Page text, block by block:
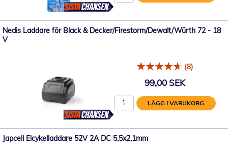
Nedis Laddare för Black & Decker/Firestorm/Dewalt/Würth 72 - 18
V
(8)
99,00 SEK
LÄGG I VARUKORG
Japcell Elcykelladdare 52V 2A DC 5,5x2,1mm